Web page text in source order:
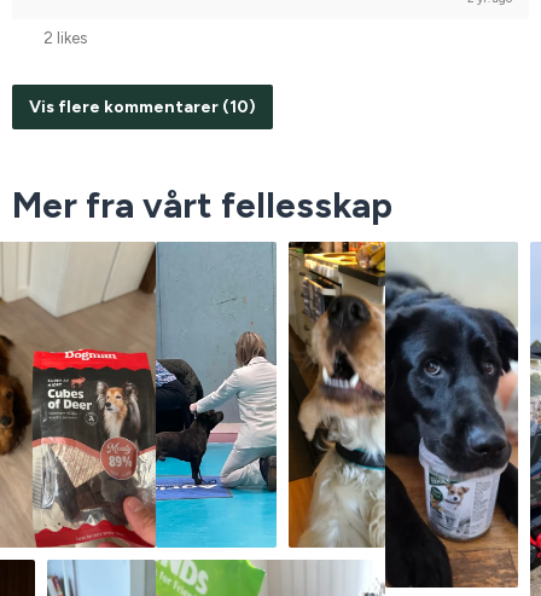
2 likes
Vis flere kommentarer (10)
Mer fra vårt fellesskap